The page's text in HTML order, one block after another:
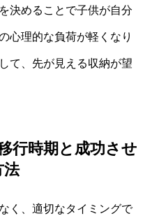
決めることで子供が自分
心理的な負荷が軽くなり
て、先が見える収納が望
行時期と成功させ
法
く、適切なタイミングで